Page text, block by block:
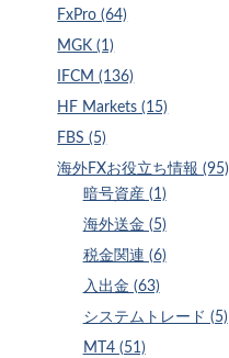
FxPro (64)
MGK (1)
IFCM (136)
HF Markets (15)
FBS (5)
海外FXお役立ち情報 (95)
暗号資産 (1)
海外送金 (5)
税金関連 (6)
入出金 (63)
システムトレード (5)
MT4 (51)